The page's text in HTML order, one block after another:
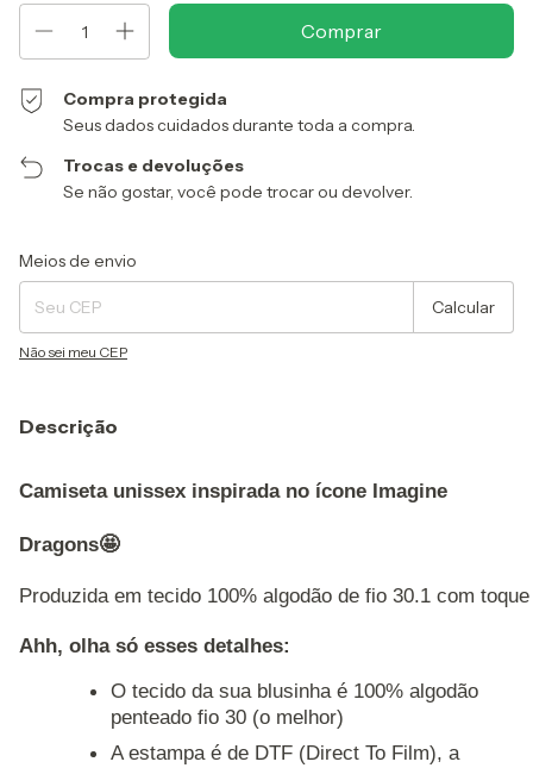
Compra protegida
Seus dados cuidados durante toda a compra.
Trocas e devoluções
Se não gostar, você pode trocar ou devolver.
Entregas para o CEP:
Meios de envio
Calcular
Não sei meu CEP
Descrição
Camiseta unissex inspirada no ícone Imagine
Dragons🤩
Produzida em tecido 100% algodão de fio 30.1 com
Ahh, olha só esses detalhes:
O tecido da sua blusinha é 100% algodão
penteado fio 30 (o melhor)
A estampa é de DTF (Direct To Film), a